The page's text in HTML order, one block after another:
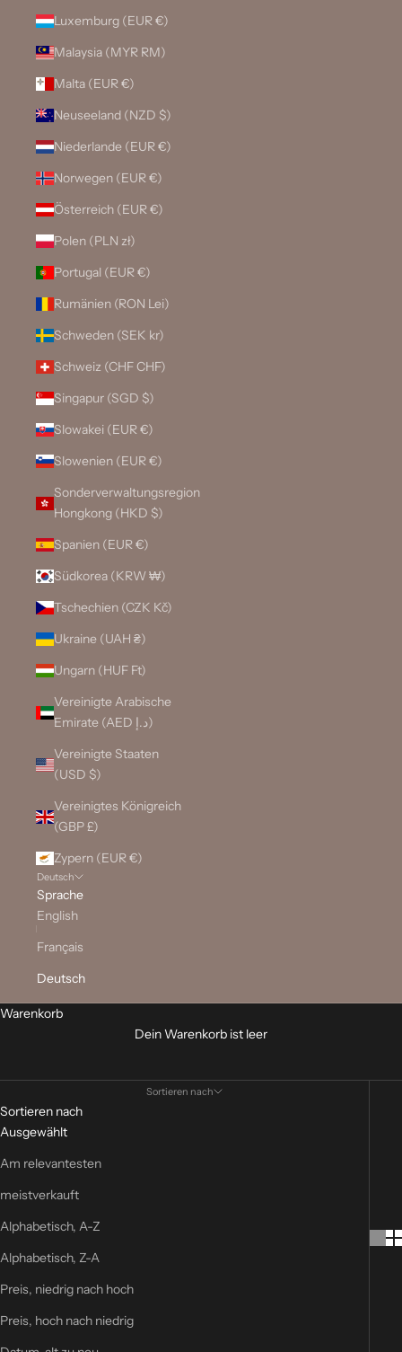
Luxemburg (EUR €)
Malaysia (MYR RM)
Malta (EUR €)
Neuseeland (NZD $)
Niederlande (EUR €)
Norwegen (EUR €)
Österreich (EUR €)
Polen (PLN zł)
Portugal (EUR €)
Rumänien (RON Lei)
Schweden (SEK kr)
Schweiz (CHF CHF)
Singapur (SGD $)
Slowakei (EUR €)
Slowenien (EUR €)
Sonderverwaltungsregion
Hongkong (HKD $)
Spanien (EUR €)
Südkorea (KRW ₩)
Tschechien (CZK Kč)
Ukraine (UAH ₴)
Ungarn (HUF Ft)
Vereinigte Arabische
Emirate (AED د.إ)
Vereinigte Staaten
(USD $)
Vereinigtes Königreich
(GBP £)
Zypern (EUR €)
Deutsch
Sprache
English
Français
Deutsch
Warenkorb
Dein Warenkorb ist leer
Verfügung. Diese Patches mit Nationalflaggen eignen sich
wunderbar, um den Stolz auf Ihr Land zu zeigen oder einfach
sind jedoch leicht anzubringen. Verschiedene Stile und viele
Sortieren nach
Sortieren nach
Ausgewählt
Am relevantesten
meistverkauft
Alphabetisch, A-Z
Alphabetisch, Z-A
Preis, niedrig nach hoch
Preis, hoch nach niedrig